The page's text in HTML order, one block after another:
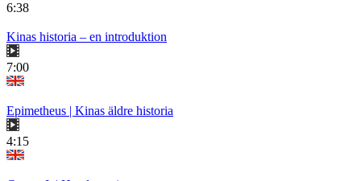
6:38
Kinas historia – en introduktion
7:00
Epimetheus | Kinas äldre historia
4:15